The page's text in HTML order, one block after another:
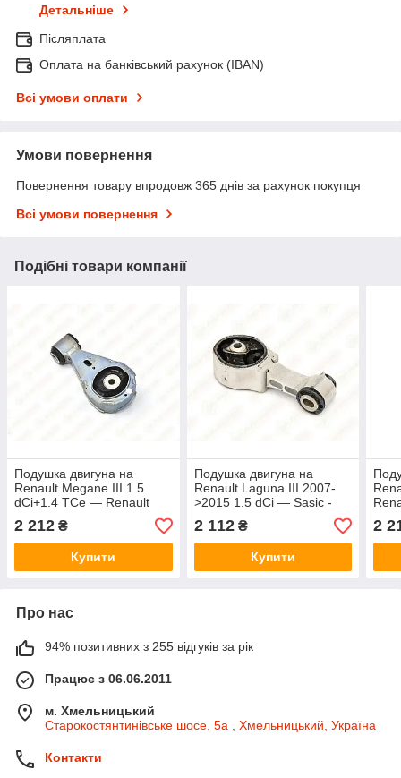
Детальніше
Післяплата
Оплата на банківський рахунок (IBAN)
Всі умови оплати
Умови повернення
Повернення товару впродовж 365 днів за рахунок покупця
Всі умови повернення
Подібні товари компанії
Подушка двигуна на
Renault Megane III 1.5
dCi+1.4 TCe — Renault
(Оригінал) - 113560009R
2 212 ₴
Купити
Подушка двигуна на
Renault Laguna III 2007-
>2015 1.5 dCi — Sasic -
2 112₴
Купити
2
Про нас
94% позитивних з 255 відгуків за рік
Працює з 06.06.2011
м. Хмельницький
Старокостянтинівське шосе, 5а , Хмельницький, Україна
Контакти